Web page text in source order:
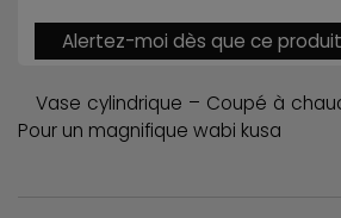
Alertez-moi dès que ce
Vase cylindrique – Coupé à
Pour un magnifique wabi kusa